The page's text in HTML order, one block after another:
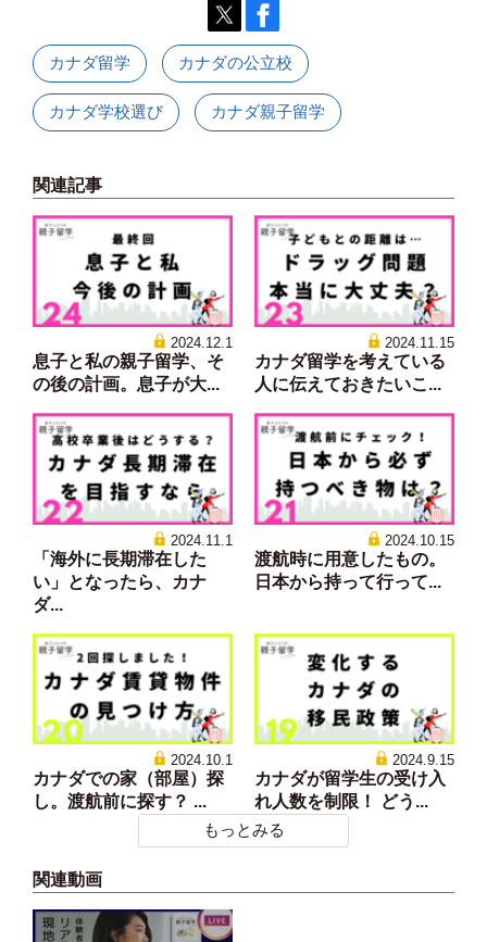
カナダ留学 カナダの公立校
カナダ学校選び カナダ親子留学
関連記事
2024.12.1
息子と私の親子留学、そ
の後の計画。息子が大...
2024.11.15
カナダ留学を考えている
人に伝えておきたいこ...
2024.11.1
「海外に長期滞在した
い」となったら、カナ
ダ...
2024.10.15
渡航時に用意したもの。
日本から持って行って...
2024.10.1
カナダでの家（部屋）探
し。渡航前に探す？ ...
2024.9.15
カナダが留学生の受け入
れ人数を制限！ どう...
もっとみる
関連動画